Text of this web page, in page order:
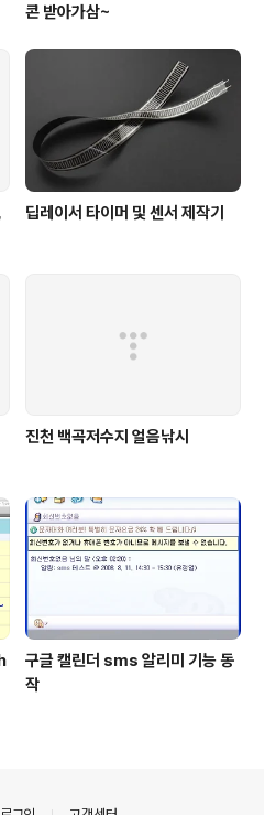
콘 받아가삼~
딥레이서 타이머 및 센서 제작기
진천 백곡저수지 얼음낚시
구글 캘린더 sms 알리미 기능 동
작